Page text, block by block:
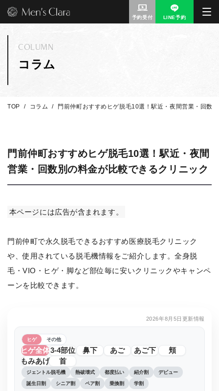
予約受付 LINE予約
コラム
COLUMN
TOP コラム 門前仲町おすすめヒゲ脱毛10選！駅近・夜間営業・回数
門前仲町おすすめヒゲ脱毛10選！駅近・夜間
営業・回数別の料金が比較できるクリニック
本ページには広告が含まれます。
門前仲町で永久脱毛できるおすすめ医療脱毛クリニック
や、使用されている脱毛機情報をご紹介します。全身脱
毛・VIO・ヒゲ・脚など部位毎に安いクリニックやキャンペ
ーンを比較できます。
2026年8月5日更新情報
ヒゲ その他
ヒゲ全体3-4部位 鼻下 あご あご下
頬
もみあげ
首
ジェントル脱毛機 熱破壊式 都度払い 紹介割 デビュー
誕生日割 シニア割 ペア割 乗換割 学割